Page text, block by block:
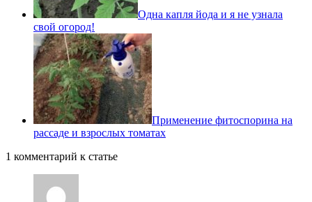
Одна капля йода и я не узнала
свой огород!
Применение фитоспорина на
рассаде и взрослых томатах
1 комментарий к статье